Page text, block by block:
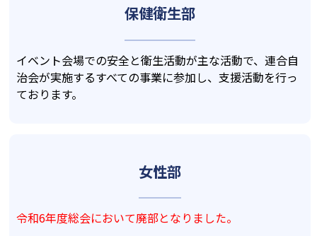
保健衛生部
イベント会場での安全と衛生活動が主な活動で、連合自
治会が実施するすべての事業に参加し、支援活動を行っ
ております。
女性部
令和6年度総会において廃部となりました。